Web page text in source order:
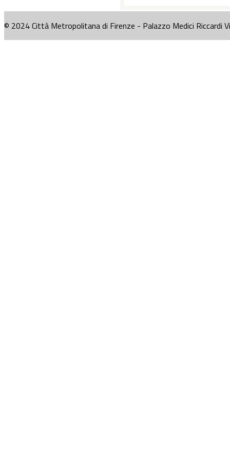
© 2024 Città Metropolitana di Firenze - Palazzo Medici Riccardi